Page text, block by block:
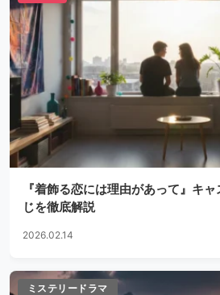
『着飾る恋には理由があって』キ
じを徹底解説
2026.02.14
ミステリードラマ